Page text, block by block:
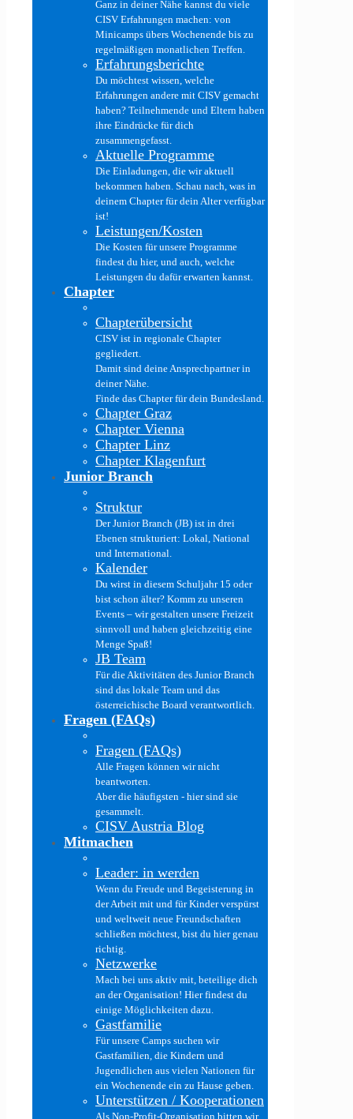
Ganz in deiner Nähe kannst du viele
CISV Erfahrungen machen: von
Minicamps übers Wochenende bis zu
regelmäßigen monatlichen Treffen.
Erfahrungsberichte
Du möchtest wissen, welche
Erfahrungen andere mit CISV gemacht
haben? Teilnehmende und Eltern haben
ihre Eindrücke für dich
zusammengefasst.
Aktuelle Programme
Die Einladungen, die wir aktuell
bekommen haben. Schau nach, was in
deinem Chapter für dein Alter verfügbar
ist!
Leistungen/Kosten
Die Kosten für unsere Programme
findest du hier, und auch, welche
Leistungen du dafür erwarten kannst.
Chapter
Chapterübersicht
CISV ist in regionale Chapter
gegliedert.
Damit sind deine Ansprechpartner in
deiner Nähe.
Finde das Chapter für dein Bundesland.
Chapter Graz
Chapter Vienna
Chapter Linz
Chapter Klagenfurt
Junior Branch
Struktur
Der Junior Branch (JB) ist in drei
Ebenen strukturiert: Lokal, National
und International.
Kalender
Du wirst in diesem Schuljahr 15 oder
bist schon älter? Komm zu unseren
Events – wir gestalten unsere Freizeit
sinnvoll und haben gleichzeitig eine
Menge Spaß!
JB Team
Für die Aktivitäten des Junior Branch
sind das lokale Team und das
österreichische Board verantwortlich.
Fragen (FAQs)
Fragen (FAQs)
Alle Fragen können wir nicht
beantworten.
Aber die häufigsten - hier sind sie
gesammelt.
CISV Austria Blog
Mitmachen
Leader: in werden
Wenn du Freude und Begeisterung in
der Arbeit mit und für Kinder verspürst
und weltweit neue Freundschaften
schließen möchtest, bist du hier genau
richtig.
Netzwerke
Mach bei uns aktiv mit, beteilige dich
an der Organisation! Hier findest du
einige Möglichkeiten dazu.
Gastfamilie
Für unsere Camps suchen wir
Gastfamilien, die Kindern und
Jugendlichen aus vielen Nationen für
ein Wochenende ein zu Hause geben.
Unterstützen / Kooperationen
Als Non-Profit-Organisation bitten wir